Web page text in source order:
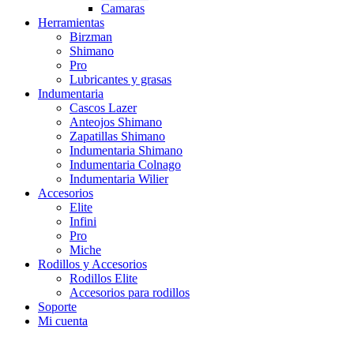
Camaras
Herramientas
Birzman
Shimano
Pro
Lubricantes y grasas
Indumentaria
Cascos Lazer
Anteojos Shimano
Zapatillas Shimano
Indumentaria Shimano
Indumentaria Colnago
Indumentaria Wilier
Accesorios
Elite
Infini
Pro
Miche
Rodillos y Accesorios
Rodillos Elite
Accesorios para rodillos
Soporte
Mi cuenta